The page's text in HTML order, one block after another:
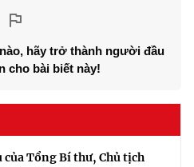
hãy trở thành người đầu
cho bài biết này!
của Tổng Bí thư, Chủ tịch